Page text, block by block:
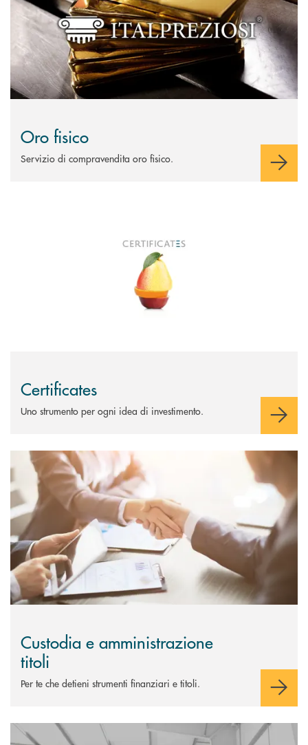
Oro fisico
Servizio di compravendita oro fisico.
Certificates
Uno strumento per ogni idea di investimento.
Scopri di più Custodia e amministrazione titoli
Custodia e amministrazione
titoli
Per te che detieni strumenti finanziari e titoli.
Scopri di più Soluzioni di investimento PIR